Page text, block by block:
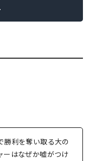
勝利を奪い取る大の
ーはなぜか嘘がつけ